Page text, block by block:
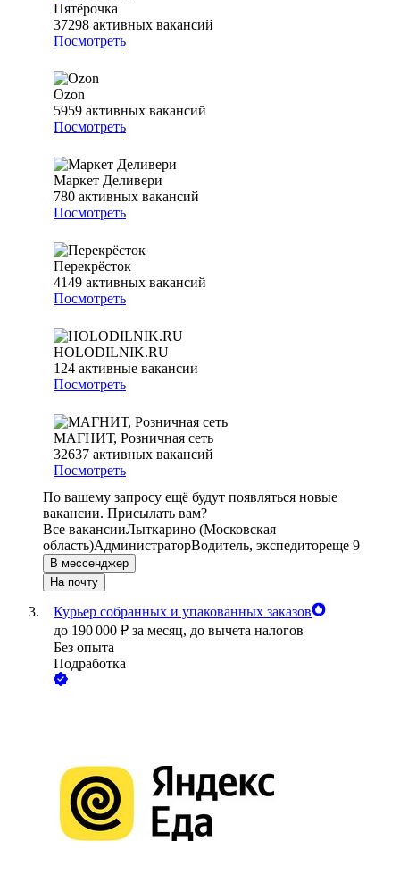
Пятёрочка
37298 активных вакансий
Посмотреть
Ozon
5959 активных вакансий
Посмотреть
Маркет Деливери
780 активных вакансий
Посмотреть
Перекрёсток
4149 активных вакансий
Посмотреть
HOLODILNIK.RU
124 активные вакансии
Посмотреть
МАГНИТ, Розничная сеть
32637 активных вакансий
Посмотреть
По вашему запросу ещё будут появляться новые
вакансии. Присылать вам?
Все вакансииЛыткарино (Московская
область)АдминистраторВодитель, экспедитореще 9
В мессенджер
На почту
Курьер собранных и упакованных заказов
до 190 000 ₽ за месяц, до вычета налогов
Без опыта
Подработка